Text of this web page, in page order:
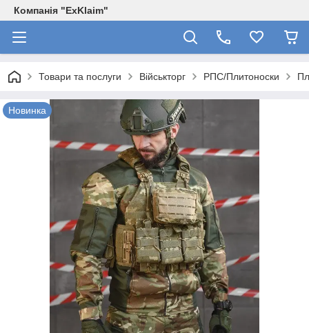
Компанія "ExKlaim"
Товари та послуги Військторг РПС/Плитоноски
Новинка